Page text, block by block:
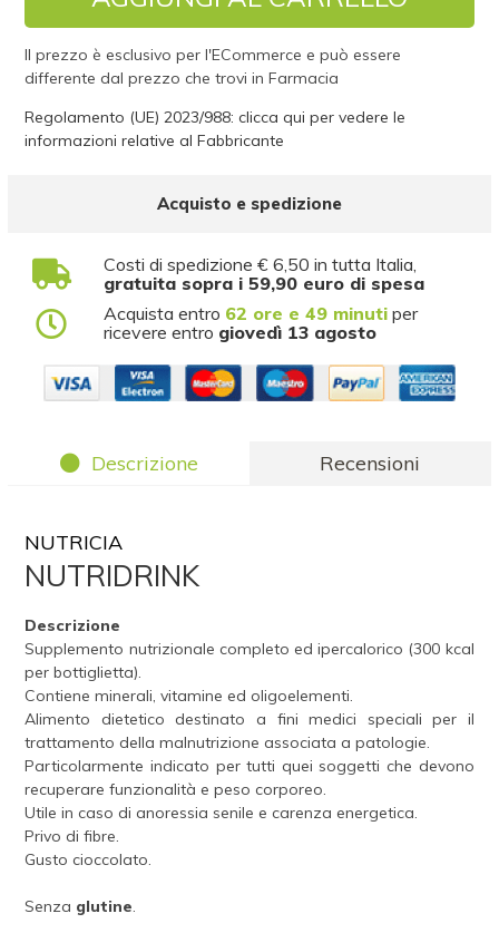
Il prezzo è esclusivo per l'ECommerce e può essere
differente dal prezzo che trovi in Farmacia
Regolamento (UE) 2023/988: clicca qui per vedere le
informazioni relative al Fabbricante
Acquisto e spedizione
Costi di spedizione € 6,50 in tutta Italia,
gratuita sopra i 59,90 euro di spesa
Acquista entro 62 ore e 49 minuti per
ricevere entro giovedì 13 agosto
Descrizione Recensioni
NUTRICIA
NUTRIDRINK
Descrizione
Supplemento nutrizionale completo ed ipercalorico (300 kcal
per bottiglietta).
Contiene minerali, vitamine ed oligoelementi.
Alimento dietetico destinato a fini medici speciali per il
trattamento della malnutrizione associata a patologie.
Particolarmente indicato per tutti quei soggetti che devono
recuperare funzionalità e peso corporeo.
Utile in caso di anoressia senile e carenza energetica.
Privo di fibre.
Gusto cioccolato.
Senza glutine.